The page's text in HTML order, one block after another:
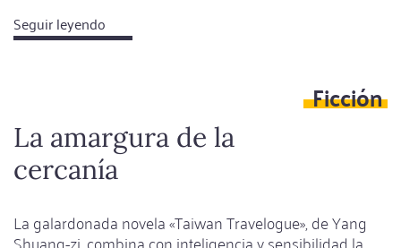
Seguir leyendo
No
del
petróleo
Ficción
La amargura de la
cercanía
La galardonada novela «Taiwan Travelogue», de Yang